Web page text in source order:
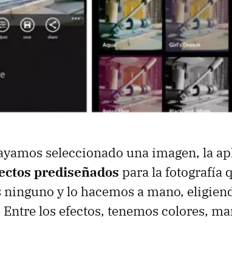
seleccionado una imagen, la
prediseñados para la fotografía
y lo hacemos a mano,
Entre los efectos, tenemos colores,